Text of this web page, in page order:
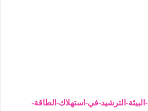
الترشيد-في-استهلاك-الطاقة-